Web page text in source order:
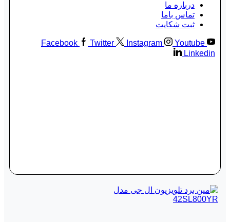
درباره ما
تماس باما
ثبت شکایت
Facebook Twitter Instagram
Youtube
Linkedin